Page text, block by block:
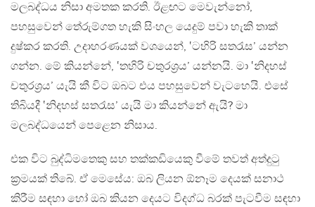
මලබද්ධය නිසා අමතක කරති. ඊළඟට මෙවැන්නෝ,
පහසුවෙන් තේරුම්ගත හැකි සිංහල යෙදුම් පවා හැකි තාක්
දුෂ්කර කරති. උදාහරණයක් වශයෙන්, ‛ටහිරි සතරැස’ යන්න
ගන්න. මේ කියන්නේ, ‛තහිරි චතුරශ්‍රය’ යන්නයි. මා ‛නිදහස්
චතුරශ්‍රය’ යැයි කී විට ඔබට එය පහසුවෙන් වැටහෙයි. එසේ
තිබියදී ‛නිදහස් සතරැස’ යැයි මා කියන්නේ ඇයි? මා
මලබද්ධයෙන් පෙළෙන නිසාය.
එක විට බුද්ධිමතෙකු සහ තක්කඩියෙකු වීමේ තවත් අත්දුටු
ක්‍රමයක් තිබේ. ඒ මෙසේය: ඔබ ලියන ඕනෑම දෙයක් සනාථ
කිරීම සඳහා හෝ ඔබ කියන දෙයට විදග්ධ බරක් පැටවීම සඳහා